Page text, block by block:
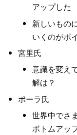
アップした
新しいもの
いくのがポ
宮里氏
意識を変え
解は？
ポーラ氏
世界中でさ
ボトムアッ